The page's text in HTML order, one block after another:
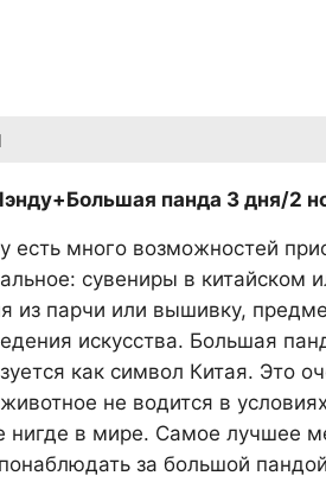
панда 3 дня/2
есть много возможностей
сувениры в китайском
из парчи или вышивку,
искусства. Большая
как символ Китая. Это
не водится в
нигде в мире. Самое лучшее
за большой